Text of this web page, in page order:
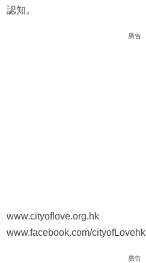
認知。
廣告
www.cityoflove.org.hk
www.facebook.com/cityofLovehk
廣告